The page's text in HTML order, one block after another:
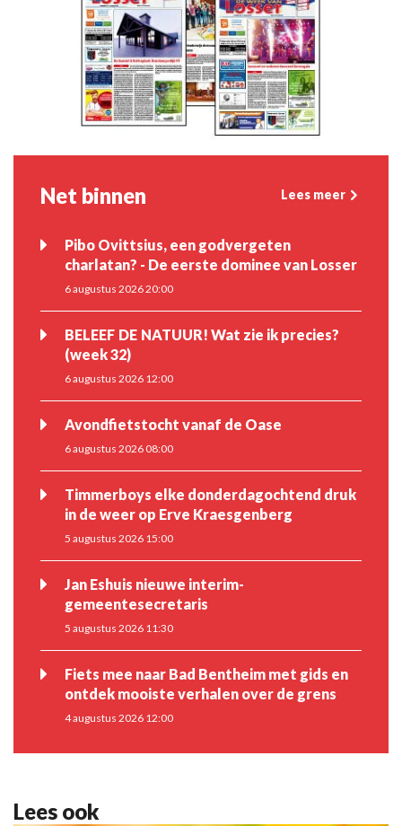
Net binnen Lees meer
Pibo Ovittsius, een godvergeten
charlatan? - De eerste dominee van Losser
6 augustus 2026 20:00
BELEEF DE NATUUR! Wat zie ik precies?
(week 32)
6 augustus 2026 12:00
Avondfietstocht vanaf de Oase
6 augustus 2026 08:00
Timmerboys elke donderdagochtend druk
in de weer op Erve Kraesgenberg
5 augustus 2026 15:00
Jan Eshuis nieuwe interim-
gemeentesecretaris
5 augustus 2026 11:30
Fiets mee naar Bad Bentheim met gids en
ontdek mooiste verhalen over de grens
4 augustus 2026 12:00
Lees ook